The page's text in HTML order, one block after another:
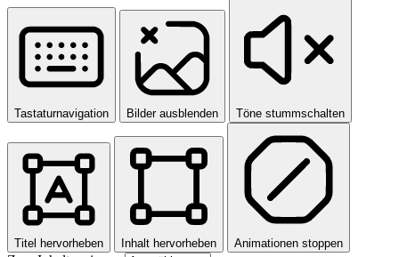
Tastaturnavigation Bilder ausblenden Töne stummschalten
Titel hervorheben Inhalt hervorheben Animationen stoppen